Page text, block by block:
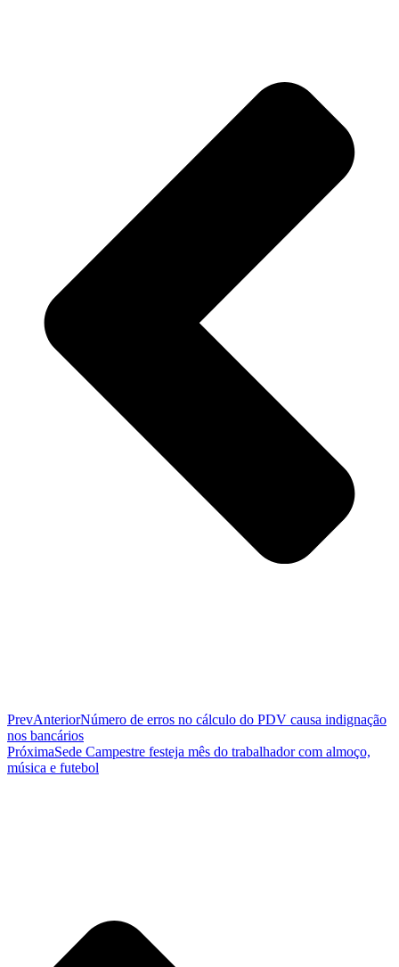
PrevAnteriorNúmero de erros no cálculo do PDV causa indignação
nos bancários
PróximaSede Campestre festeja mês do trabalhador com almoço,
música e futebol